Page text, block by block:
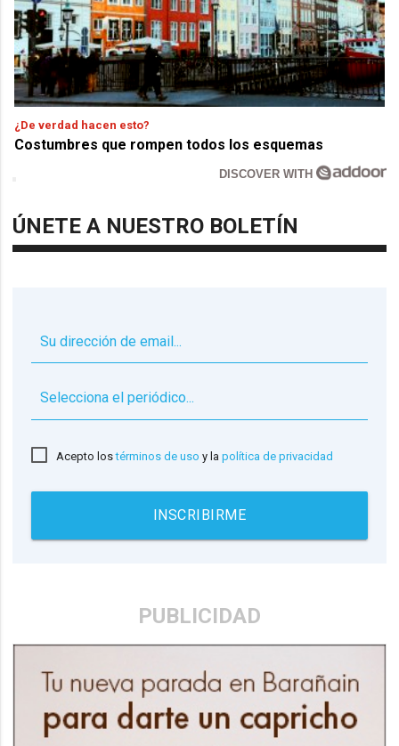
¿De verdad hacen esto?
Costumbres que rompen todos los esquemas
DISCOVER WITH
ÚNETE A NUESTRO BOLETÍN
Acepto lostérminos de uso y lapolítica de privacidad
INSCRIBIRME
PUBLICIDAD